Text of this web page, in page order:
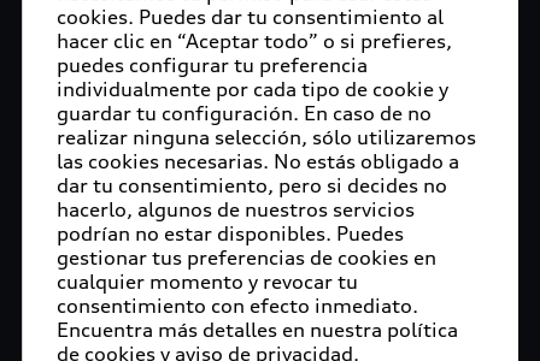
Pequeño, pero con la tecnología de sus
homólogos mayores: esta descripción se aplica a
todos los Audi Q2 que negociarán el recorrido.
Los modelos de vehículos autónomos a escala 1:8
manejados a través de inteligencia artificial son el
centro de atención en la Copa Audi de Conducción
Autónoma. La competencia internacional
universitaria está dirigida principalmente a
estudiantes de áreas de tecnologías de la
información como robótica, análisis de datos,
arquitectura de software e inteligencia artificial
(IA).
cookies. Puedes dar tu consentimiento al
hacer clic en “Aceptar todo” o si prefieres,
puedes configurar tu preferencia
individualmente por cada tipo de cookie y
guardar tu configuración. En caso de no
realizar ninguna selección, sólo utilizaremos
las cookies necesarias. No estás obligado a
dar tu consentimiento, pero si decides no
hacerlo, algunos de nuestros servicios
podrían no estar disponibles. Puedes
gestionar tus preferencias de cookies en
cualquier momento y revocar tu
consentimiento con efecto inmediato.
Encuentra más detalles en nuestra política
de cookies y aviso de privacidad.